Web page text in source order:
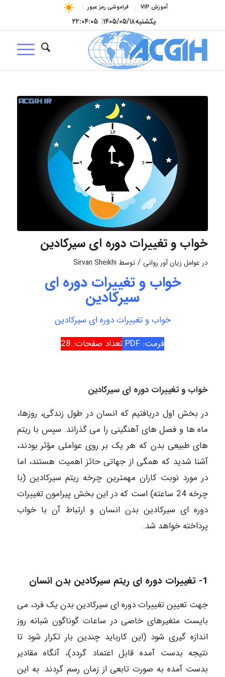
آموزش VIP فراموشی رمز عبور
یکشنبه۱۴۰۵/۰۵/۱۸| ۲۲:۰۴:۰۶
خواب و تغییرات دوره ای سیرکادین
در عوامل زیان آور روانی / توسط Sirvan Sheikhi
خواب و تغییرات دوره ای
سیرکادین
خواب و تغییرات دوره ای سیرکادین
فرمت: PDF
تعداد صفحات: 28
خواب و تغییرات دوره ای سیرکادین
در بخش اول دریافتیم که انسان در طول زندگی، روزها،
ماه ها و فصل های آهنگینی را می گذراند. سپس با ریتم
های طبیعی بدن که هر یک بر روی عواملی مؤثر بودند،
آشنا شدید که همگی از جهاتی حائز اهمیت هستند، اما
در مورد نوبت کاران مهمترین چرخه ریتم سیرکادین (با
چرخه 24 ساعته) است که در این بخش پیرامون تغییرات
دوره ای سیرکادین بدن انسان و ارتباط آن با خواب
پرداخته خواهد شد.
1- تغییرات دوره ای ریتم سیرکادین بدن انسان
جهت تعیین تغییرات دوره ای سیرکادین بدن یک فرد، می
بایست متغیرهای خاصی در ساعات گوناگون شبانه روز
اندازه گیری شود (این کارباید چندین بار تکرار شود تا
نتیجه بدست آمده قابل اعتماد گردد)، آنگاه مقادیر
بدست آمده به صورت تابعی از زمان رسم گردند. به این